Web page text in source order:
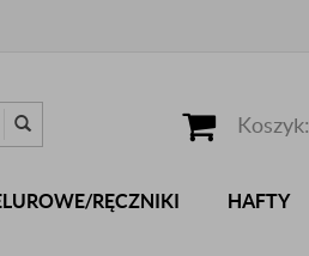
Koszyk:
RĘCZNIKI HAFTY